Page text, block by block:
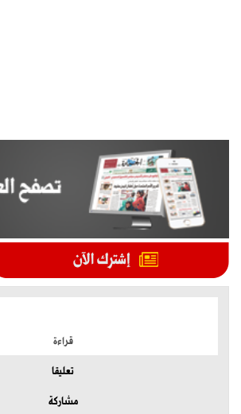
قراءة
تعليقا
مشاركة